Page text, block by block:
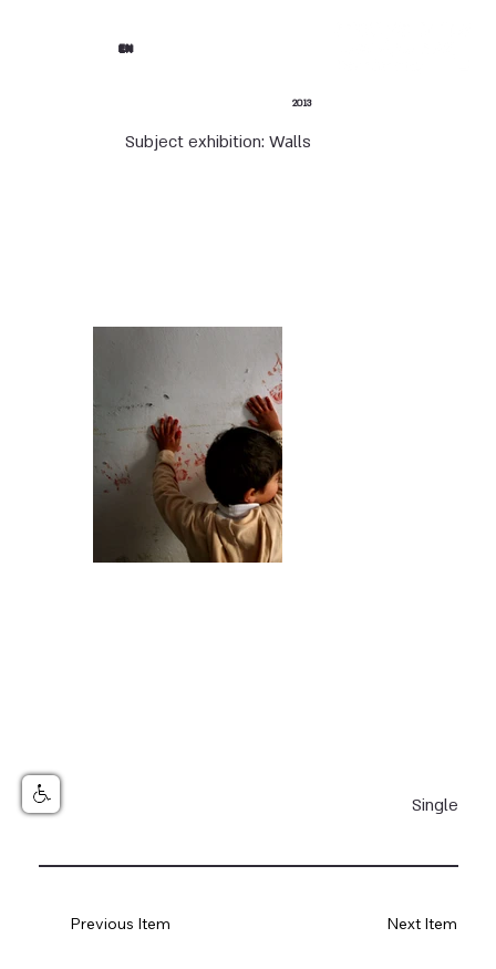
EN
2013
Subject exhibition: Walls
Single
Next Item
Previous Item